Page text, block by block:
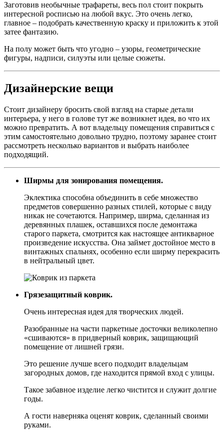
Заготовив необычные трафареты, весь пол стоит покрыть
интересной росписью на любой вкус. Это очень легко,
главное – подобрать качественную краску и приложить к этой
затее фантазию.
На полу может быть что угодно – узоры, геометрические
фигуры, надписи, силуэты или целые сюжеты.
Дизайнерские вещи
Стоит дизайнеру бросить свой взгляд на старые детали
интерьера, у него в голове тут же возникнет идея, во что их
можно превратить. А вот владельцу помещения справиться с
этим самостоятельно довольно трудно, поэтому заранее стоит
рассмотреть несколько вариантов и выбрать наиболее
подходящий.
Ширмы для зонирования помещения.
Эклектика способна объединить в себе множество
предметов совершенно разных стилей, которые с виду
никак не сочетаются. Например, ширма, сделанная из
деревянных плашек, оставшихся после демонтажа
старого паркета, смотрится как настоящее антикварное
произведение искусства. Она займет достойное место в
винтажных спальнях, особенно если ширму перекрасить
в нейтральный цвет.
Грязезащитный коврик.
Очень интересная идея для творческих людей.
Разобранные на части паркетные досточки великолепно
«сшиваются» в придверный коврик, защищающий
помещение от лишней грязи.
Это решение лучше всего подходит владельцам
загородных домов, где находится прямой вход с улицы.
Такое забавное изделие легко чистится и служит долгие
годы.
А гости наверняка оценят коврик, сделанный своими
руками.